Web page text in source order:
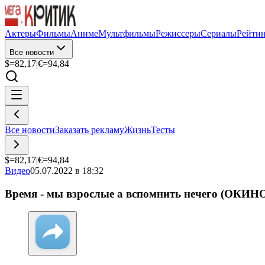
АктерыФильмыАнимеМультфильмыРежиссерыСериалы
Все новости
$=82,17|€=94,84
Все новостиЗаказать рекламуЖизньТесты
$=82,17|€=94,84
Видео05.07.2022 в 18:32
Время - мы взрослые а вспомнить нечего